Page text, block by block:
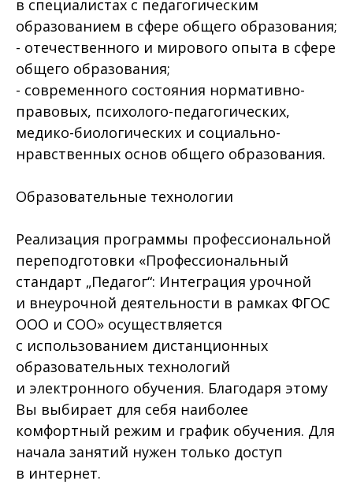
в специалистах с педагогическим
образованием в сфере общего образования;
- отечественного и мирового опыта в сфере
общего образования;
- современного состояния нормативно-
правовых, психолого-педагогических,
медико-биологических и социально-
нравственных основ общего образования.
Образовательные технологии
Реализация программы профессиональной
переподготовки «Профессиональный
стандарт „Педагог“: Интеграция урочной
и внеурочной деятельности в рамках ФГОС
ООО и СОО» осуществляется
с использованием дистанционных
образовательных технологий
и электронного обучения. Благодаря этому
Вы выбирает для себя наиболее
комфортный режим и график обучения. Для
начала занятий нужен только доступ
в интернет.